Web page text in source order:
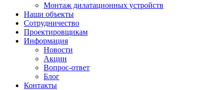
Монтаж дилатационных устройств
Наши объекты
Сотрудничество
Проектировщикам
Информация
Новости
Акции
Вопрос-ответ
Блог
Контакты